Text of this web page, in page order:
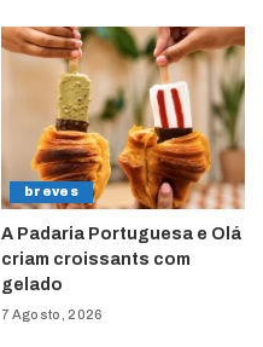
breves
A Padaria Portuguesa e Olá
criam croissants com
gelado
7 Agosto, 2026